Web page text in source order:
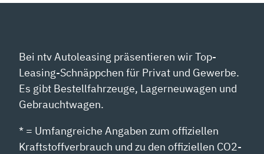
Bei ntv Autoleasing präsentieren wir Top-
Leasing-Schnäppchen für Privat und Gewerbe.
Es gibt Bestellfahrzeuge, Lagerneuwagen und
Gebrauchtwagen.
* = Umfangreiche Angaben zum offiziellen
Kraftstoffverbrauch und zu den offiziellen CO2-